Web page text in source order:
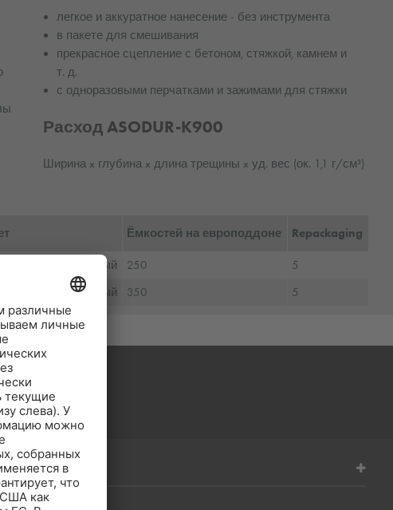
легкое и аккуратное нанесение - без инструмента
в пакете для смешивания
прекрасное сцепление с бетоном, стяжкой, камнем и
т. д.
с одноразовыми перчатками и зажимами для стяжки
Расход ASODUR-K900
Ширина x глубина x длина трещины x уд. вес (ок. 1,1 г/см³)
Ёмкостей на европоддоне Repackaging
прозрачный 250
5
прозрачный 350 5